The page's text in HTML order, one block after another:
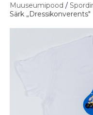
Muuseumipood /
Särk „Dressikonverents"